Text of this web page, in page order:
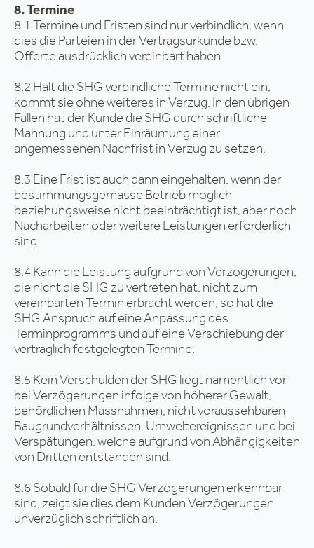
8. Termine
8.1 Termine und Fristen sind nur verbindlich, wenn
dies die Parteien in der Vertragsurkunde bzw.
Offerte ausdrücklich vereinbart haben.
8.2 Hält die SHG verbindliche Termine nicht ein,
kommt sie ohne weiteres in Verzug. In den übrigen
Fällen hat der Kunde die SHG durch schriftliche
Mahnung und unter Einräumung einer
angemessenen Nachfrist in Verzug zu setzen.
8.3 Eine Frist ist auch dann eingehalten, wenn der
bestimmungsgemässe Betrieb möglich
beziehungsweise nicht beeinträchtigt ist, aber noch
Nacharbeiten oder weitere Leistungen erforderlich
sind.
8.4 Kann die Leistung aufgrund von Verzögerungen,
die nicht die SHG zu vertreten hat, nicht zum
vereinbarten Termin erbracht werden, so hat die
SHG Anspruch auf eine Anpassung des
Terminprogramms und auf eine Verschiebung der
vertraglich festgelegten Termine.
8.5 Kein Verschulden der SHG liegt namentlich vor
bei Verzögerungen infolge von höherer Gewalt,
behördlichen Massnahmen, nicht voraussehbaren
Baugrundverhältnissen, Umweltereignissen und bei
Verspätungen, welche aufgrund von Abhängigkeiten
von Dritten entstanden sind.
8.6 Sobald für die SHG Verzögerungen erkennbar
sind, zeigt sie dies dem Kunden Verzögerungen
unverzüglich schriftlich an.